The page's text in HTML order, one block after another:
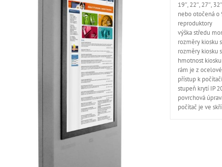
19″, 22″, 27″,
nebo otočená o
reproduktory
výška středu
rozměry kiosku
rozměry kiosku
hmotnost
rám je z
přístup k
stupeň krytí IP
povrchová
počítač je ve